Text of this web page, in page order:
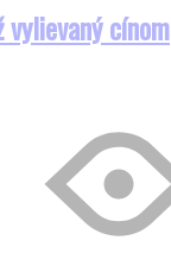
vylievaný cínom